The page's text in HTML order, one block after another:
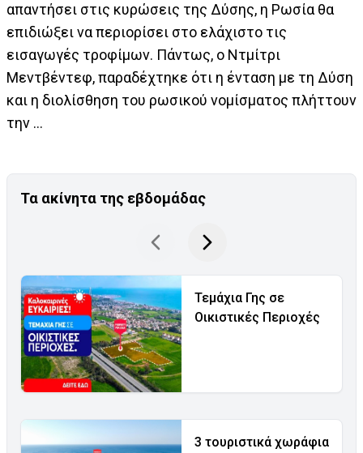
απαντήσει στις κυρώσεις της Δύσης, η Ρωσία θα
επιδιώξει να περιορίσει στο ελάχιστο τις
εισαγωγές τροφίμων. Πάντως, ο Ντμίτρι
Μεντβέντεφ, παραδέχτηκε ότι η ένταση με τη Δύση
και η διολίσθηση του ρωσικού νομίσματος πλήττουν
την ...
Τα ακίνητα της εβδομάδας
Τεμάχια Γης σε
Οικιστικές Περιοχές
3 τουριστικά χωράφια